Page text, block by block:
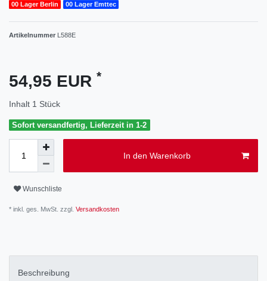
00 Lager Berlin 00 Lager Emttec
Artikelnummer L588E
54,95 EUR *
Inhalt 1 Stück
Sofort versandfertig, Lieferzeit in 1-2
In den Warenkorb
Wunschliste
* inkl. ges. MwSt. zzgl. Versandkosten
Beschreibung